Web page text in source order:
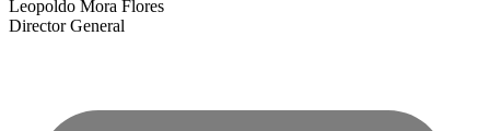
Leopoldo Mora Flores
Director General